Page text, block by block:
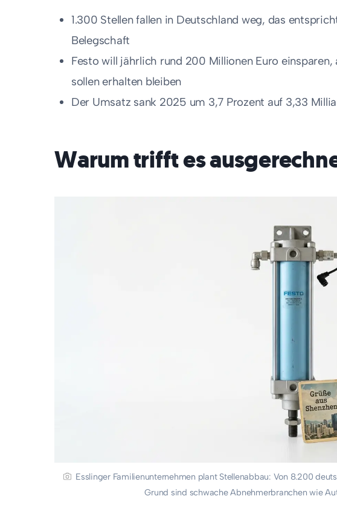
1.300 Stellen fallen in Deutschland weg, das
Belegschaft
Festo will jährlich rund 200 Millionen Euro
sollen erhalten bleiben
Der Umsatz sank 2025 um 3,7 Prozent auf 3,33
Warum trifft es
Esslinger Familienunternehmen plant Stellenabbau: Von 8.200
Grund sind schwache Abnehmerbranchen wie